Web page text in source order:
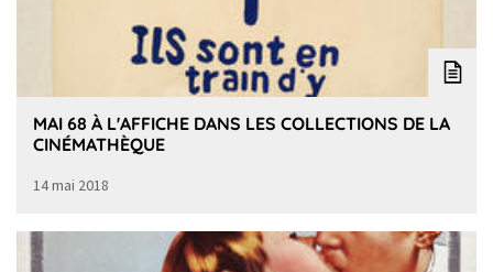
MAI 68 À L'AFFICHE DANS LES COLLECTIONS DE LA
CINÉMATHÈQUE
14 mai 2018